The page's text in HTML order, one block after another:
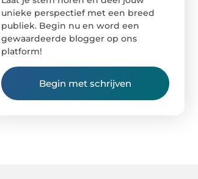
unieke perspectief met een breed
publiek. Begin nu en word een
gewaardeerde blogger op ons
platform!
Begin met schrijven